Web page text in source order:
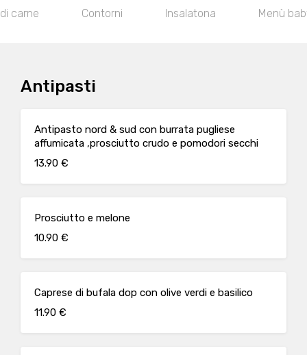
carne Contorni Insalatona Menù
Antipasti
Antipasto nord & sud con burrata pugliese
affumicata ,prosciutto crudo e pomodori secchi
13.90 €
Prosciutto e melone
10.90 €
Caprese di bufala dop con olive verdi e basilico
11.90 €